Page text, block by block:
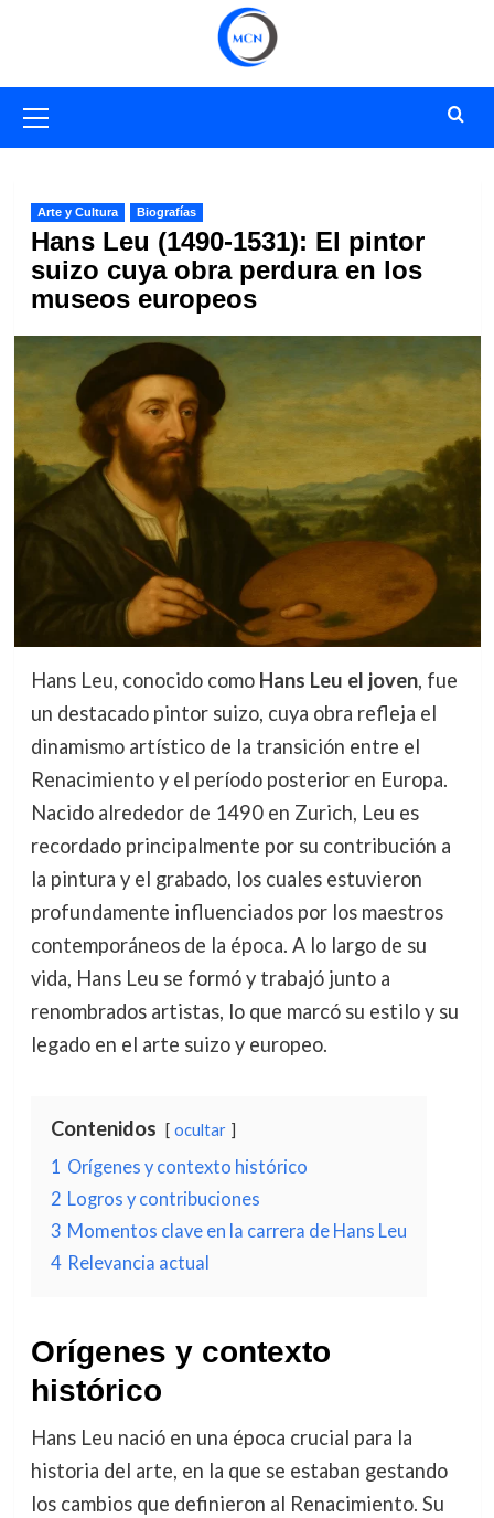
primario
Arte y Cultura Biografías
Hans Leu (1490-1531): El pintor
suizo cuya obra perdura en los
museos europeos
Hans Leu, conocido como Hans Leu el joven, fue
un destacado pintor suizo, cuya obra refleja el
dinamismo artístico de la transición entre el
Renacimiento y el período posterior en Europa.
Nacido alrededor de 1490 en Zurich, Leu es
recordado principalmente por su contribución a
la pintura y el grabado, los cuales estuvieron
profundamente influenciados por los maestros
contemporáneos de la época. A lo largo de su
vida, Hans Leu se formó y trabajó junto a
renombrados artistas, lo que marcó su estilo y su
legado en el arte suizo y europeo.
Contenidos ocultar
1 Orígenes y contexto histórico
2 Logros y contribuciones
3 Momentos clave en la carrera de Hans Leu
4 Relevancia actual
Orígenes y contexto
histórico
Hans Leu nació en una época crucial para la
historia del arte, en la que se estaban gestando
los cambios que definieron al Renacimiento. Su